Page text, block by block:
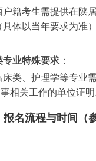
考生需提供在陕居
体以当年要求为准）
特殊要求 ：
、护理学等专业需
相关工作的单位证明
程与时间（参